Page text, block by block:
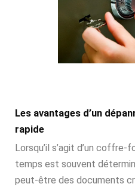
Les avantages d’un
rapide
Lorsqu’il s’agit d’un
temps est souvent
peut-être des documents